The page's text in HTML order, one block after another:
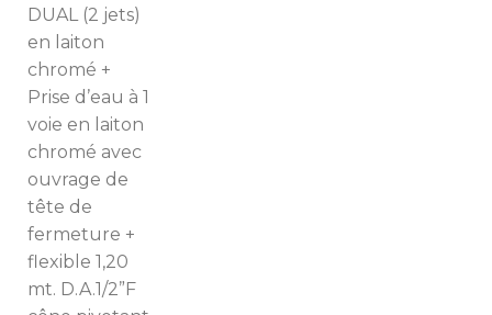
DUAL (2 jets)
en laiton
chromé +
Prise d’eau à 1
voie en laiton
chromé avec
ouvrage de
tête de
fermeture +
flexible 1,20
mt. D.A.1/2”F